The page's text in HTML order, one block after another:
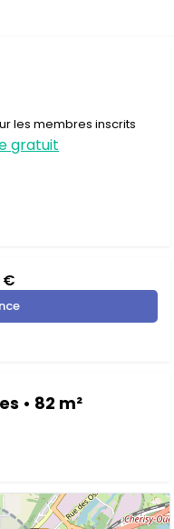
les membres inscrits
gratuit
€
• 82 m²